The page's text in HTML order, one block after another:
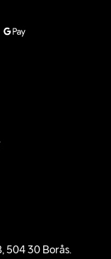
504 30 Borås.